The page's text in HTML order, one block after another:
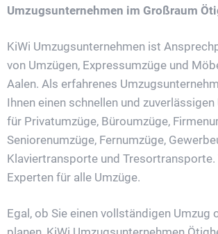
Umzugsunternehmen im Großraum
KiWi Umzugsunternehmen ist
von Umzügen, Expressumzüge und
Aalen. Als erfahrenes
Ihnen einen schnellen und
für Privatumzüge, Büroumzüge,
Seniorenumzüge, Fernumzüge,
Klaviertransporte und Tresortransporte.
Experten für alle Umzüge.
Egal, ob Sie einen vollständigen Umzug